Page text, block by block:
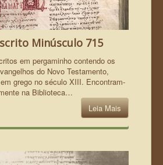
Minúsculo 715
em pergaminho contendo os
do Novo Testamento,
grego no século XIII. Encontram-
na Biblioteca…
Leia Mais